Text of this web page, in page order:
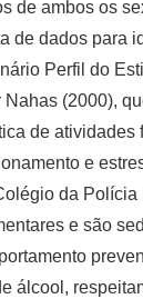
de ambos os
de dados para
Perfil do
Nahas (2000),
de atividades
e
da Polícia
e são
álcool,